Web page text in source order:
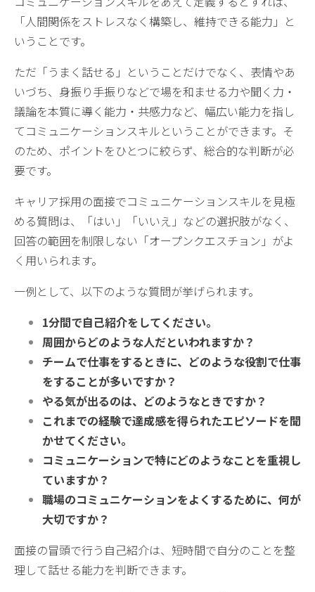
「人間関係をストレスなく構築し、維持できる能力」と
いうことです。
ただ「うまく話せる」ということだけでなく、表情やあ
いづち、身振り手振りなどで場を和ませる力や聞く力・
議論を本質に導く能力・共感力など、幅広い能力を指し
てコミュニケーションスキルということができます。そ
のため、ポイントをひとつに絞らず、総合的な判断が必
要です。
キャリア採用の面接でコミュニケーションスキルを見極
める質問は、「はい」「いいえ」などの選択肢がなく、
回答の範囲を制限しない「オープンクエスチョン」がよ
く用いられます。
一例として、以下のような質問が挙げられます。
1分間で自己紹介をしてください。
周囲からどのような人だといわれますか？
チームで仕事をするときに、どのような役割で仕事
をすることが多いですか？
やる気が出るのは、どのようなときですか？
これまでの経験で達成感を得られたエピソードを聞
かせてください。
コミュニケーションで特にどのようなことを重視し
ていますか？
職場のコミュニケーションをよくするために、何が
大切ですか？
面接の冒頭で行う自己紹介は、短時間で自分のことを整
理して話せる能力を判断できます。